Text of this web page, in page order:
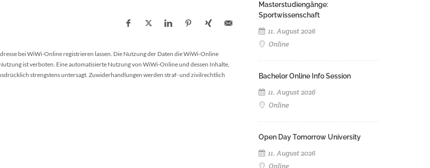
bei WiWi-Online registrieren lassen. Die Nutzung der Daten die WiWi-Online
ist verboten. Eine automatisierte Nutzung von WiWi-Online und dessen Inhalte,
strengstens untersagt. Zuwiderhandlungen werden straf- und zivilrechtlich
Masterstudiengänge:
Sportwissenschaft
11. August 2026
Online
Bachelor Online Info Session
11. August 2026
Online
Open Day Tomorrow University
11. August 2026
Online